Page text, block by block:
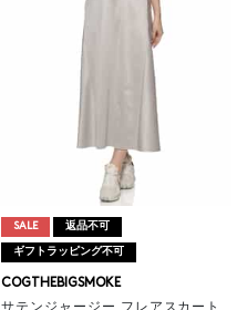
SALE 返品不可
ギフトラッピング不可
COGTHEBIGSMOKE